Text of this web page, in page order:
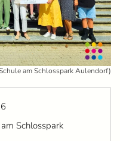
am Schlosspark Aulendorf)
Schlosspark